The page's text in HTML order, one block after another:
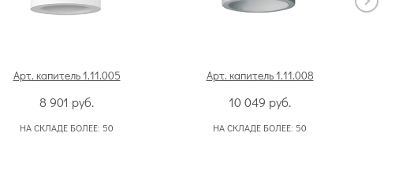
Арт. капитель 1.11.005
8 901 руб.
НА СКЛАДЕ БОЛЕЕ: 50
Арт. капитель 1.11.008
10 049 руб.
НА СКЛАДЕ БОЛЕЕ: 50